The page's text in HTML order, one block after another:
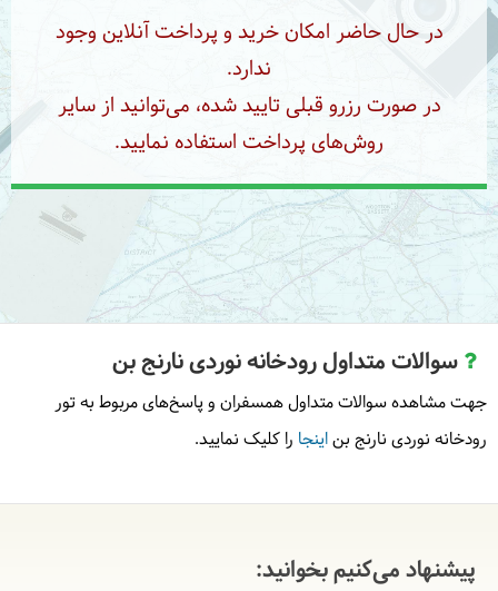
در حال حاضر امکان خرید و پرداخت آنلاین وجود
ندارد.
در صورت رزرو قبلی تایید شده، می‌توانید از سایر
روش‌های پرداخت استفاده نمایید.
سوالات متداول رودخانه نوردی نارنج بن
جهت مشاهده سوالات متداول همسفران و پاسخ‌های مربوط به تور
رودخانه نوردی نارنج بناینجا را کلیک نمایید.
پیشنهاد می‌کنیم بخوانید: